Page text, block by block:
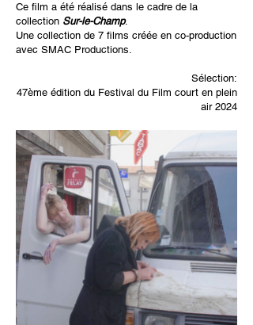
Ce film a été réalisé dans le cadre de la
collection Sur-le-Champ.
Une collection de 7 films créée en co-production
avec SMAC Productions.
Sélection:
47ème édition du Festival du Film court en plein
air 2024